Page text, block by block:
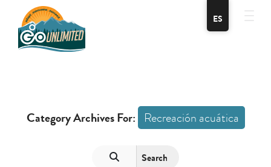
Category Archives For: Recreación acuática
ES